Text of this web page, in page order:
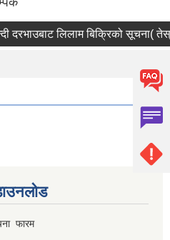
दरभाउबाट लिलाम बिक्रिको सूचना(
फारम